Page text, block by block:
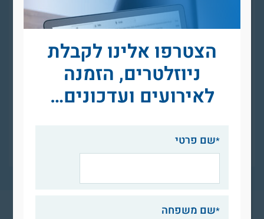
הצטרפו אלינו לקבלת
ניוזלטרים, הזמנה
לאירועים ועדכונים…
שם פרטי
שם משפחה